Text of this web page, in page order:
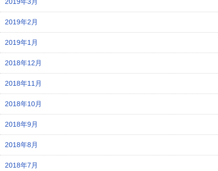
2019年2月
2019年1月
2018年12月
2018年11月
2018年10月
2018年9月
2018年8月
2018年7月